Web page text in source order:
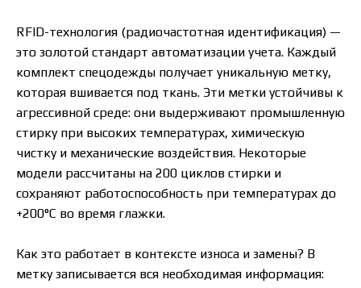
RFID-технология (радиочастотная идентификация) —
это золотой стандарт автоматизации учета. Каждый
комплект спецодежды получает уникальную метку,
которая вшивается под ткань. Эти метки устойчивы к
агрессивной среде: они выдерживают промышленную
стирку при высоких температурах, химическую
чистку и механические воздействия. Некоторые
модели рассчитаны на 200 циклов стирки и
сохраняют работоспособность при температурах до
+200°С во время глажки.
Как это работает в контексте износа и замены? В
метку записывается вся необходимая информация: